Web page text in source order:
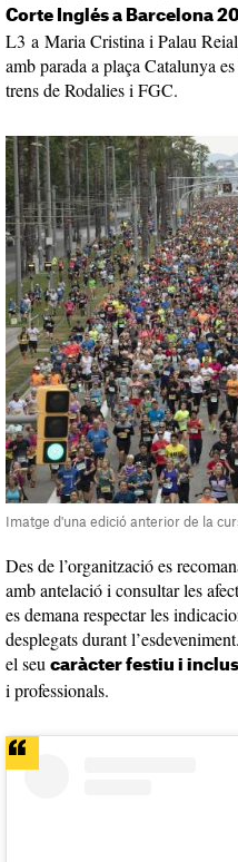
Corte Inglés a Barcelona
L3 a Maria Cristina i Palau
amb parada a plaça Catalunya
trens de Rodalies i FGC.
Imatge d'una edició anterior de la
Des de l’organització es
amb antelació i consultar les
es demana respectar les
desplegats durant
el seu caràcter festiu i
i professionals.